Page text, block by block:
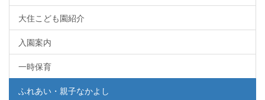
大住こども園紹介
入園案内
一時保育
ふれあい・親子なかよし